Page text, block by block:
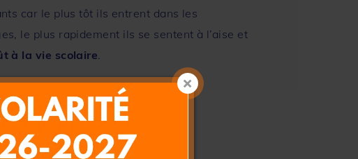
car le plus tôt ils entrent dans les
le plus rapidement ils se sentent à l’aise et
à la vie scolaire